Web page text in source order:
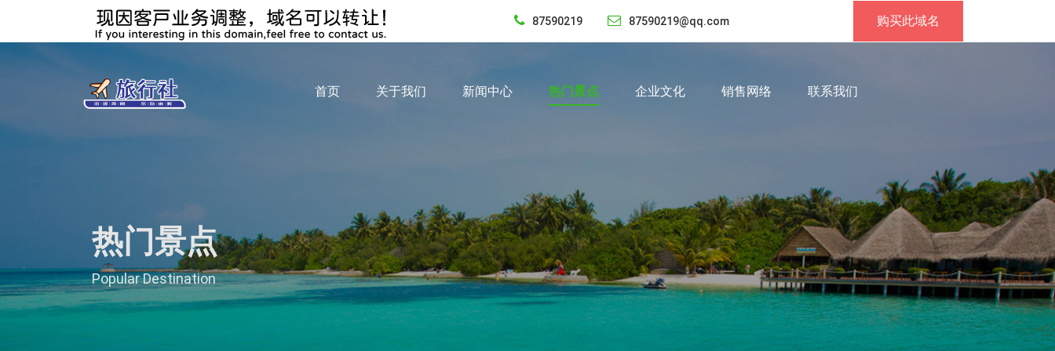
87590219 87590219@qq.com 购买此域名
首页 关于我们 新闻中心 热门景点 企业文化 销售网络 联系我们
热门景点
Popular Destination